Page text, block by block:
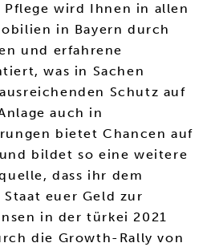
Pflege wird Ihnen in allen
in Bayern durch
und erfahrene
was in Sachen
Schutz auf
auch in
bietet Chancen auf
bildet so eine weitere
dass ihr dem
euer Geld zur
in der türkei 2021
die Growth-Rally von